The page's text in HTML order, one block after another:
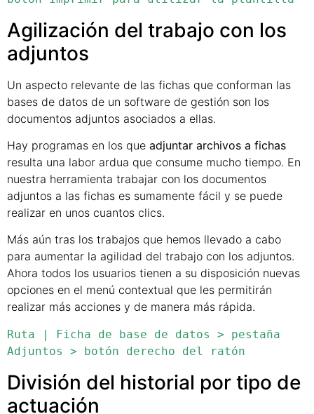
Agilización del trabajo con los
adjuntos
Un aspecto relevante de las fichas que conforman las
bases de datos de un software de gestión son los
documentos adjuntos asociados a ellas.
Hay programas en los que adjuntar archivos a fichas
resulta una labor ardua que consume mucho tiempo. En
nuestra herramienta trabajar con los documentos
adjuntos a las fichas es sumamente fácil y se puede
realizar en unos cuantos clics.
Más aún tras los trabajos que hemos llevado a cabo
para aumentar la agilidad del trabajo con los adjuntos.
Ahora todos los usuarios tienen a su disposición nuevas
opciones en el menú contextual que les permitirán
realizar más acciones y de manera más rápida.
Ruta | Ficha de base de datos > pestaña
Adjuntos > botón derecho del ratón
División del historial por tipo de
actuación